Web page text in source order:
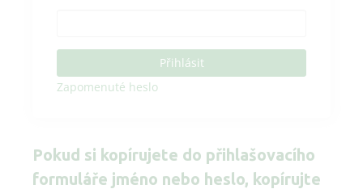
Přihlásit
Zapomenuté heslo
Pokud si kopírujete do přihlašovacího
formuláře jméno nebo heslo, kopírujte